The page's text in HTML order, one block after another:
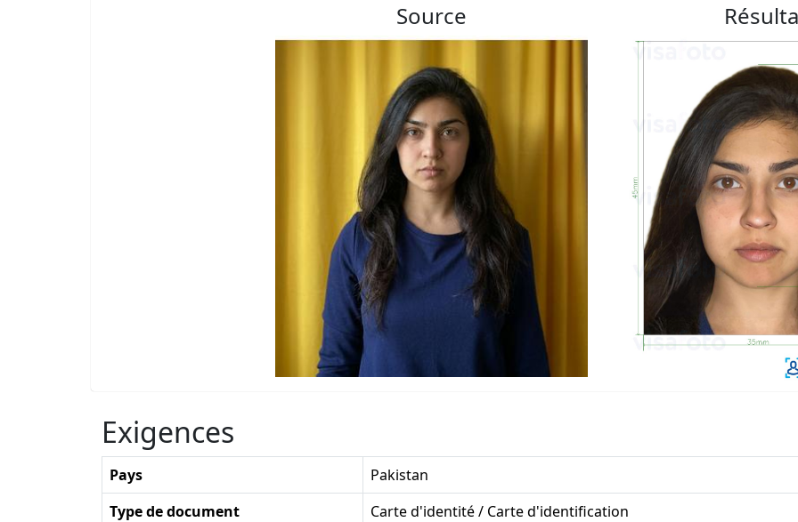
Source
Exigences
Pays
Pakistan
Type de document
Carte d'identité / Carte d'identification